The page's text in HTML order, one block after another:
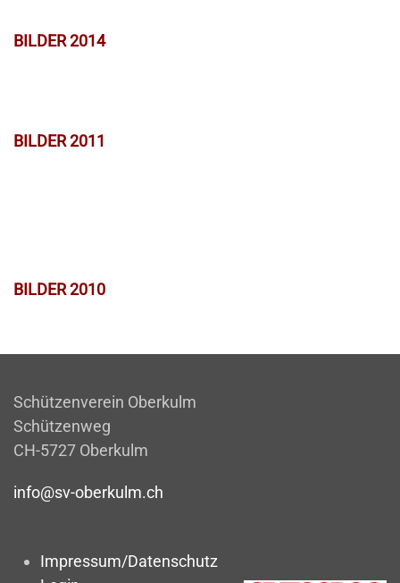
BILDER 2014
BILDER 2011
BILDER 2010
Schützenverein Oberkulm
Schützenweg
CH-5727 Oberkulm
info@sv-oberkulm.ch
Impressum/Datenschutz